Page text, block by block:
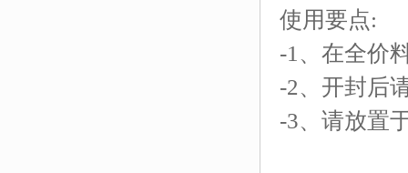
使用要点:
-1、在全价
-2、开封后
-3、请放置